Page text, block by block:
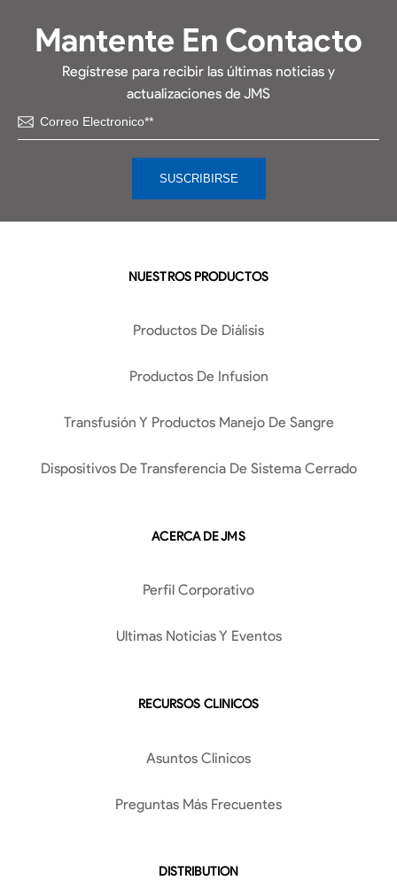
Mantente En Contacto
Regístrese para recibir las últimas noticias y
actualizaciones de JMS
NUESTROS PRODUCTOS
Productos De Diálisis
Productos De Infusion
Transfusión Y Productos Manejo De Sangre
Dispositivos De Transferencia De Sistema Cerrado
ACERCA DE JMS
Perfil Corporativo
Ultimas Noticias Y Eventos
RECURSOS CLINICOS
Asuntos Clinicos
Preguntas Más Frecuentes
DISTRIBUTION